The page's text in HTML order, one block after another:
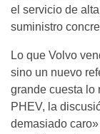
el servicio de
suministro
Lo que Volvo
sino un nuevo
grande cuesta lo
PHEV, la
demasiado